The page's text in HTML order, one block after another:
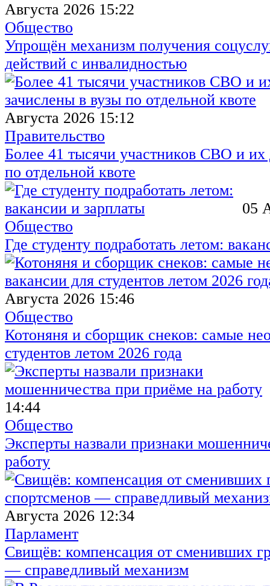
Августа 2026 15:22
Общество
Упрощён механизм получения
действий с инвалидностью
Августа 2026 15:12
Правительство
Более 41 тысячи участников СВО и их
по отдельной квоте
05
Общество
Где студенту подработать летом:
Августа 2026 15:46
Общество
Котоняня и сборщик снеков: самые
студентов летом 2026 года
14:44
Общество
Эксперты назвали признаки
работу
Августа 2026 12:34
Парламент
Свищёв: компенсация от сменивших
— справедливый механизм